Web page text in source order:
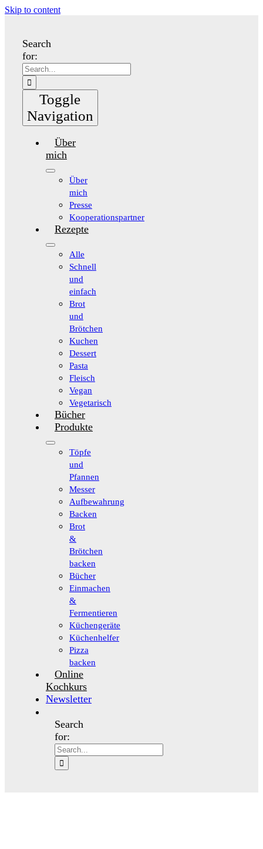
Skip to content
Search
for:
Toggle
Navigation
Über
mich
Über
mich
Presse
Kooperationspartner
Rezepte
Alle
Schnell
und
einfach
Brot
und
Brötchen
Kuchen
Dessert
Pasta
Fleisch
Vegan
Vegetarisch
Bücher
Produkte
Töpfe
und
Pfannen
Messer
Aufbewahrung
Backen
Brot
&
Brötchen
backen
Bücher
Einmachen
&
Fermentieren
Küchengeräte
Küchenhelfer
Pizza
backen
Online
Kochkurs
Newsletter
Search
for: